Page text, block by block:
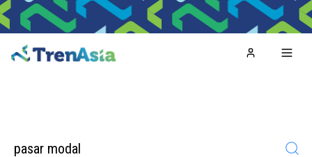
Home
Search